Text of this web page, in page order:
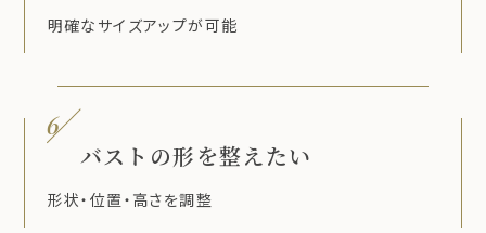
明確なサイズアップが可能
6
バストの形を整えたい
形状・位置・高さを調整